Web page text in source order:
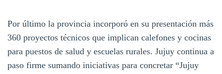
Por último la provincia incorporó en su presentación más
360 proyectos técnicos que implican calefones y cocinas
para puestos de salud y escuelas rurales. Jujuy continua a
paso firme sumando iniciativas para concretar “Jujuy